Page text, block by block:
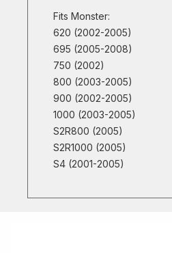
Fits Monster:
620 (2002-2005)
695 (2005-2008)
750 (2002)
800 (2003-2005)
900 (2002-2005)
1000 (2003-2005)
S2R800 (2005)
S2R1000 (2005)
S4 (2001-2005)